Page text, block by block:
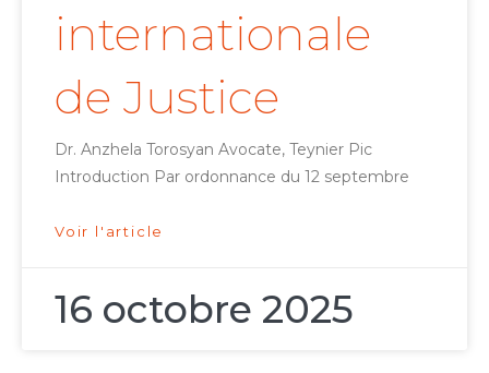
internationale
de Justice
Dr. Anzhela Torosyan Avocate, Teynier Pic
Introduction Par ordonnance du 12 septembre
Voir l'article
16 octobre 2025